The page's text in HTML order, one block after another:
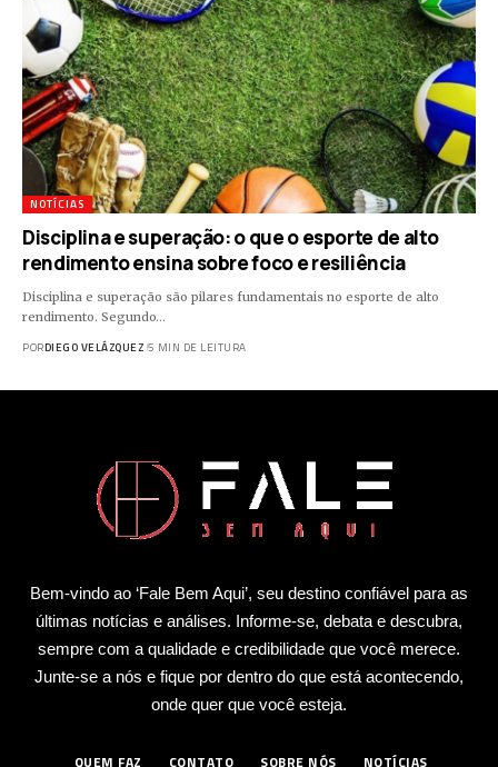
NOTÍCIAS
Disciplina e superação: o que o esporte de alto
rendimento ensina sobre foco e resiliência
Disciplina e superação são pilares fundamentais no esporte de alto
rendimento. Segundo…
PORDIEGO VELÁZQUEZ 5 MIN DE LEITURA
Bem-vindo ao ‘Fale Bem Aqui’, seu destino confiável para as
últimas notícias e análises. Informe-se, debata e descubra,
sempre com a qualidade e credibilidade que você merece.
Junte-se a nós e fique por dentro do que está acontecendo,
onde quer que você esteja.
QUEM FAZ CONTATO SOBRE NÓS NOTÍCIAS